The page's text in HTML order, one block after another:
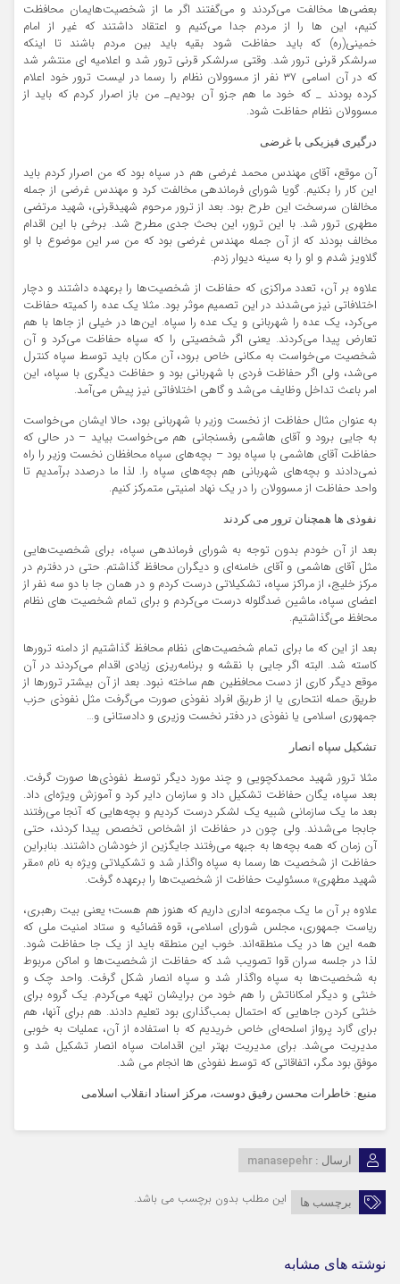
بعضی‌ها مخالفت می‌کردند و می‌گفتند اگر ما از شخصیت‌هایمان محافظت
کنیم، این ها را از مردم جدا می‌کنیم و اعتقاد داشتند که غیر از امام
خمینی(ره) که باید حفاظت شود بقیه باید بین مردم باشند تا اینکه
سرلشکر قرنی ترور شد. وقتی سرلشکر قرنی ترور شد و اعلامیه ای منتشر شد
که در آن اسامی ۳۷ نفر از مسوولان نظام را رسما در لیست ترور خود اعلام
کرده بودند _ که خود ما هم جزو آن بودیم_ من باز اصرار کردم که باید از
مسوولان نظام حفاظت شود.
درگیری فیزیکی با غرضی
آن موقع، آقای مهندس محمد غرضی هم در سپاه بود که من اصرار کردم باید
این کار را بکنیم. گویا شورای فرماندهی مخالفت کرد و مهندس غرضی از جمله
مخالفان سرسخت این طرح بود. بعد از ترور مرحوم شهیدقرنی، شهید مرتضی
مطهری ترور شد. با این ترور، این بحث جدی مطرح شد. برخی با این اقدام
مخالف بودند که از آن جمله مهندس غرضی بود که من سر این موضوع با او
گلاویز شدم و او را به سینه دیوار زدم.
علاوه بر آن، تعدد مراکزی که حفاظت از شخصیت‌ها را برعهده داشتند و دچار
اختلافاتی نیز می‌شدند در این تصمیم موثر بود. مثلا یک عده را کمیته حفاظت
می‌کرد، یک عده را شهربانی و یک عده را سپاه. این‌ها در خیلی از جاها با هم
تعارض پیدا می‌کردند. یعنی اگر شخصیتی را که سپاه حفاظت می‌کرد و آن
شخصیت می‌خواست به مکانی خاص برود، آن مکان باید توسط سپاه کنترل
می‌شد، ولی اگر حفاظت فردی با شهربانی بود و حفاظت دیگری با سپاه، این
امر باعث تداخل وظایف می‌شد و گاهی اختلافاتی نیز پیش می‌آمد.
به عنوان مثال حفاظت از نخست وزیر با شهربانی بود، حالا ایشان می‌خواست
به جایی برود و آقای هاشمی رفسنجانی هم می‌خواست بیاید – در حالی که
حفاظت آقای هاشمی با سپاه بود – بچه‌های سپاه محافظان نخست وزیر را راه
نمی‌دادند و بچه‌های شهربانی هم بچه‌های سپاه را. لذا ما درصدد برآمدیم تا
واحد حفاظت از مسوولان را در یک نهاد امنیتی متمرکز کنیم.
نفوذی ها همچنان ترور می کردند
بعد از آن خودم بدون توجه به شورای فرماندهی سپاه، برای شخصیت‌هایی
مثل آقای هاشمی و آقای خامنه‌ای و دیگران محافظ گذاشتم. حتی در دفترم در
مرکز خلیج، از مراکز سپاه، تشکیلاتی درست کردم و در همان جا با دو سه نفر از
اعضای سپاه، ماشین ضدگلوله درست می‌کردم و برای تمام شخصیت های نظام
محافظ می‌گذاشتیم.
بعد از این که ما برای تمام شخصیت‌های نظام محافظ گذاشتیم از دامنه ترورها
کاسته شد. البته اگر جایی با نقشه و برنامه‌ریزی زیادی اقدام می‌کردند در آن
موقع دیگر کاری از دست محافظین هم ساخته نبود. بعد از آن بیشتر ترورها از
طریق حمله انتحاری یا از طریق افراد نفوذی صورت می‌گرفت مثل نفوذی حزب
جمهوری اسلامی یا نفوذی در دفتر نخست وزیری و دادستانی و…
تشکیل سپاه انصار
مثلا ترور شهید محمدکچویی و چند مورد دیگر توسط نفوذی‌ها صورت گرفت.
بعد سپاه، یگان حفاظت تشکیل داد و سازمان دایر کرد و آموزش ویژه‌ای داد.
بعد ما یک سازمانی شبیه یک لشکر درست کردیم و بچه‌هایی که آنجا می‌رفتند
جابجا می‌شدند. ولی چون در حفاظت از اشخاص تخصص پیدا کردند، حتی
آن زمان که همه بچه‌ها به جبهه می‌رفتند جایگزین از خودشان داشتند. بنابراین
حفاظت از شخصیت ها رسما به سپاه واگذار شد و تشکیلاتی ویژه به نام «مقر
شهید مطهری» مسئولیت حفاظت از شخصیت‌ها را برعهده گرفت.
علاوه بر آن ما یک مجموعه اداری داریم که هنوز هم هست؛ یعنی بیت رهبری،
ریاست جمهوری، مجلس شورای اسلامی، قوه قضائیه و ستاد امنیت ملی که
همه این ها در یک منطقه‌اند. خوب این منطقه باید از یک جا حفاظت شود.
لذا در جلسه سران قوا تصویب شد که حفاظت از شخصیت‌ها و اماکن مربوط
به شخصیت‌ها به سپاه واگذار شد و سپاه انصار شکل گرفت. واحد چک و
خنثی و دیگر امکاناتش را هم خود من برایشان تهیه می‌کردم. یک گروه برای
خنثی کردن جاهایی که احتمال بمب‌گذاری بود تعلیم دادند. هم برای آنها، هم
برای گارد پرواز اسلحه‌ای خاص خریدیم که با استفاده از آن، عملیات به خوبی
مدیریت می‌شد. برای مدیریت بهتر این اقدامات سپاه انصار تشکیل شد و
موفق بود مگر، اتفاقاتی که توسط نفوذی ها انجام می شد.
منبع: خاطرات محسن رفیق دوست، مرکز اسناد انقلاب اسلامی
ارسال : manasepehr
برچسب ها این مطلب بدون برچسب می باشد.
نوشته های مشابه